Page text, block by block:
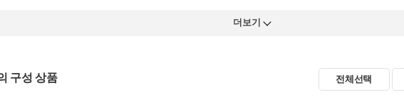
더보기
구성 상품 전체선택